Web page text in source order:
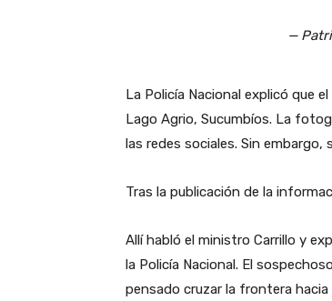
—
La Policía Nacional explicó que
Lago Agrio, Sucumbíos. La
las redes sociales. Sin embargo,
Tras la publicación de la
Allí habló el ministro Carrillo y
la Policía Nacional. El
pensado cruzar la frontera hacia